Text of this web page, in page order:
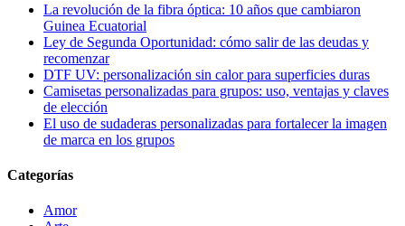
La revolución de la fibra óptica: 10 años que cambiaron
Guinea Ecuatorial
Ley de Segunda Oportunidad: cómo salir de las deudas y
recomenzar
DTF UV: personalización sin calor para superficies duras
Camisetas personalizadas para grupos: uso, ventajas y claves
de elección
El uso de sudaderas personalizadas para fortalecer la imagen
de marca en los grupos
Categorías
Amor